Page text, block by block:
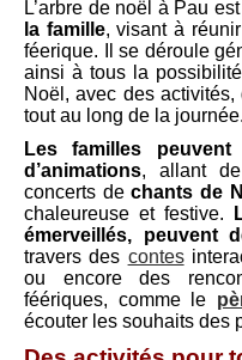
L’arbre de noël à Pau
la famille, visant à
féerique. Il se déroule
ainsi à tous la
Noël, avec des
tout au long de la journée.
Les familles peuvent
d’animations, allant
concerts dechants de
chaleureuse et festive.
émerveillés, peuvent
travers des contes
ou encore des
féériques, comme le
écouter les souhaits des